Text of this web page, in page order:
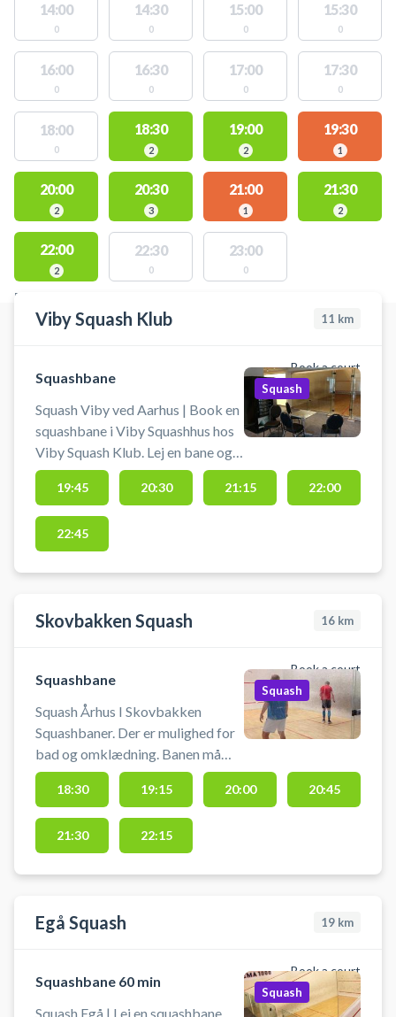
14:00
0
14:30
0
15:00
0
15:30
0
16:00
0
16:30
0
17:00
0
17:30
0
18:00
0
18:30
2
19:00
2
19:30
1
20:00
2
20:30
3
21:00
1
21:30
2
22:00
2
22:30
0
23:00
0
FACILITIES WITH AVAILABLE ACTIVITIES
Viby Squash Klub 11 km
Book a court
Squashbane
Squash Viby ved Aarhus | Book en
squashbane i Viby Squashhus hos
Viby Squash Klub. Lej en bane og
spil squash på banerne i Viby J nær
Aarhus. Der er mulighed for at låne
ketchere og bolde ved
squashbanerne, men det anbefales
Squash
19:45 20:30 21:15 22:00
22:45
Skovbakken Squash 16 km
Book a court
Squashbane
Squash Århus I Skovbakken
Squashbaner. Der er mulighed for
bad og omklædning. Banen må
kun benyttes med indendørssko,
der ikke laver mærker i gulvet. En
reserveret banetime kan
afbestilles indt
Squash
18:30 19:15 20:00 20:45
21:30 22:15
Egå Squash 19 km
Book a court
Squashbane 60 min
Squash Egå | Lej en squashbane
Squash